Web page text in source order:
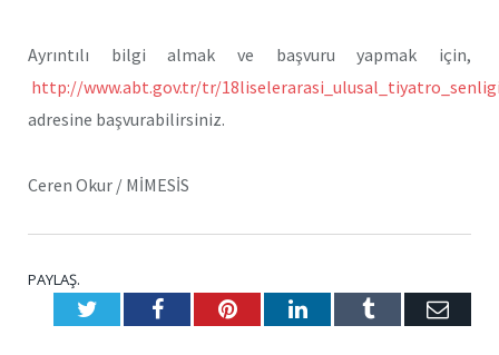
Ayrıntılı bilgi almak ve başvuru yapmak için,
http://www.abt.gov.tr/tr/
adresine başvurabilirsiniz.
Ceren Okur / MİMESİS
PAYLAŞ.
TwitterFacebookPinterestLinkedInTumblr E-